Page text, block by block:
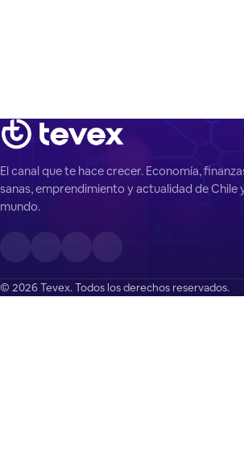
El canal que te hace crecer. Economía,
sanas, emprendimiento y actualidad de Chile
mundo.
© 2026 Tevex. Todos los derechos reservados.